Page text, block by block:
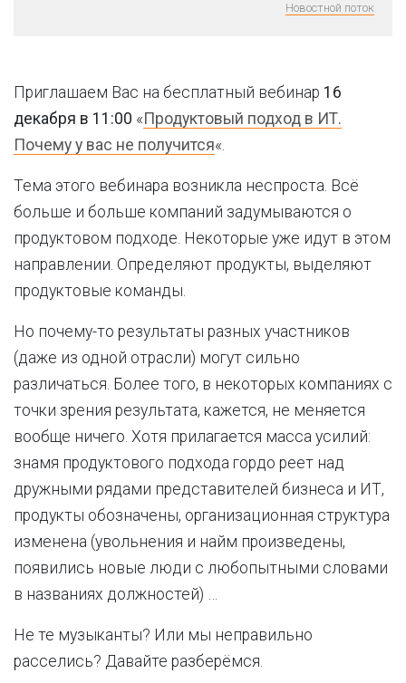
Новостной поток
Приглашаем Вас на бесплатный вебинар 16
декабря в 11:00 « Продуктовый подход в ИТ.
Почему у вас не получится«.
Тема этого вебинара возникла неспроста. Всё
больше и больше компаний задумываются о
продуктовом подходе. Некоторые уже идут в этом
направлении. Определяют продукты, выделяют
продуктовые команды.
Но почему-то результаты разных участников
(даже из одной отрасли) могут сильно
различаться. Более того, в некоторых компаниях с
точки зрения результата, кажется, не меняется
вообще ничего. Хотя прилагается масса усилий:
знамя продуктового подхода гордо реет над
дружными рядами представителей бизнеса и ИТ,
продукты обозначены, организационная структура
изменена (увольнения и найм произведены,
появились новые люди с любопытными словами
в названиях должностей) …
Не те музыканты? Или мы неправильно
расселись? Давайте разберёмся.